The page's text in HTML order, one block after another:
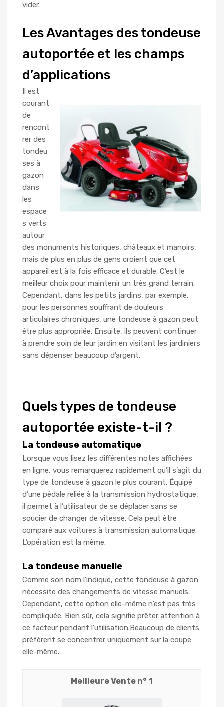
vider.
Les Avantages des tondeuse
autoportée et les champs
d’applications
Il est
courant
de
rencont
rer des
tondeu
ses à
gazon
dans
les
espace
s verts
autour
des monuments historiques, châteaux et manoirs,
mais de plus en plus de gens croient que cet
appareil est à la fois efficace et durable. C’est le
meilleur choix pour maintenir un très grand terrain.
Cependant, dans les petits jardins, par exemple,
pour les personnes souffrant de douleurs
articulaires chroniques, une tondeuse à gazon peut
être plus appropriée. Ensuite, ils peuvent continuer
à prendre soin de leur jardin en visitant les jardiniers
sans dépenser beaucoup d’argent.
Quels types de tondeuse
autoportée existe-t-il ?
La tondeuse automatique
Lorsque vous lisez les différentes notes affichées
en ligne, vous remarquerez rapidement qu’il s’agit du
type de tondeuse à gazon le plus courant. Équipé
d’une pédale reliée à la transmission hydrostatique,
il permet à l’utilisateur de se déplacer sans se
soucier de changer de vitesse. Cela peut être
comparé aux voitures à transmission automatique.
L’opération est la même.
La tondeuse manuelle
Comme son nom l’indique, cette tondeuse à gazon
nécessite des changements de vitesse manuels.
Cependant, cette option elle-même n’est pas très
compliquée. Bien sûr, cela signifie prêter attention à
ce facteur pendant l’utilisation.Beaucoup de clients
préfèrent se concentrer uniquement sur la coupe
elle-même.
1